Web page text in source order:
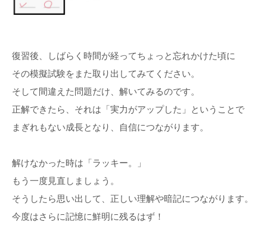
復習後、しばらく時間が経ってちょっと忘れかけた頃に
その模擬試験をまた取り出してみてください。
そして間違えた問題だけ、解いてみるのです。
正解できたら、それは「実力がアップした」ということで
まぎれもない成長となり、自信につながります。
解けなかった時は「ラッキー。」
もう一度見直しましょう。
そうしたら思い出して、正しい理解や暗記につながります。
今度はさらに記憶に鮮明に残るはず！